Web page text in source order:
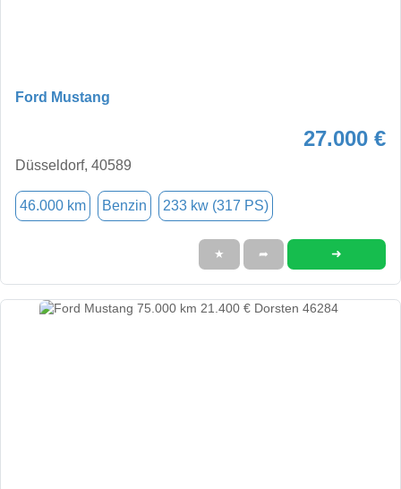
Ford Mustang
27.000 €
Düsseldorf, 40589
46.000 km Benzin 233 kw (317 PS)
★ ➦ ➜